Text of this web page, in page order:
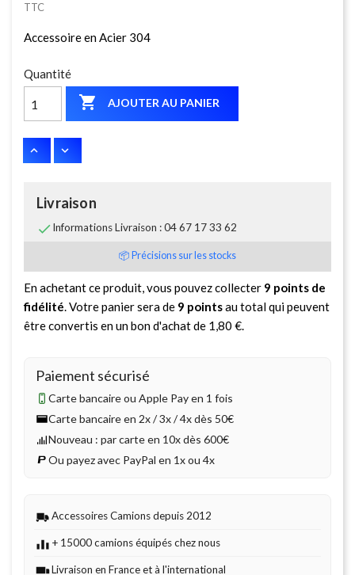
TTC
Accessoire en Acier 304
Quantité
 AJOUTER AU PANIER
Livraison
Informations Livraison : 04 67 17 33 62
📦 Précisions sur les stocks
En achetant ce produit, vous pouvez collecter 9 points de
fidélité. Votre panier sera de 9 pointsau total qui peuvent
être convertis en un bon d'achat de 1,80 €.
Paiement sécurisé
Carte bancaire ou Apple Pay en 1 fois
Carte bancaire en 2x / 3x / 4x dès 50€
Nouveau : par carte en 10x dès 600€
Ou payez avec PayPal en 1x ou 4x
Accessoires Camions depuis 2012
+ 15000 camions équipés chez nous
Livraison en France et à l'international